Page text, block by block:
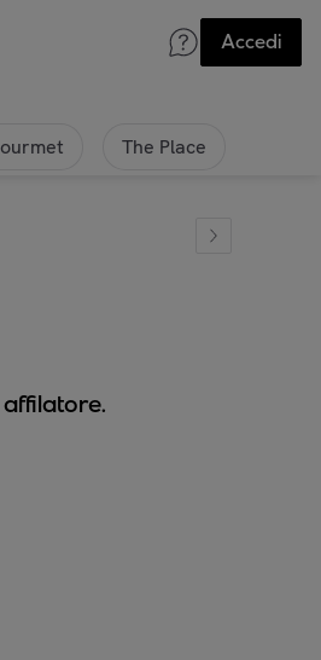
Accedi
The Place